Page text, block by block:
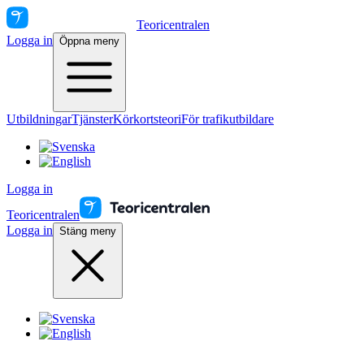
Teoricentralen
Logga in Öppna meny
UtbildningarTjänsterKörkortsteoriFör trafikutbildare
Logga in
Teoricentralen
Logga in Stäng meny